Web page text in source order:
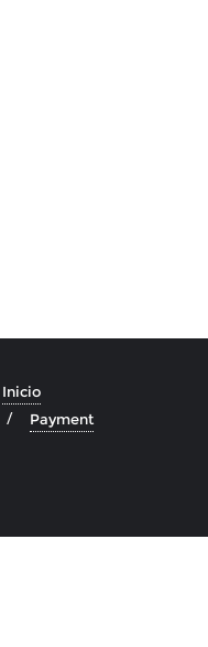
Inicio
Payment